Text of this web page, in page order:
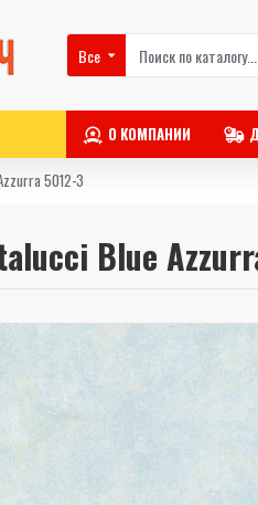
Все
О КОМПАНИИ
5012-3
Blue